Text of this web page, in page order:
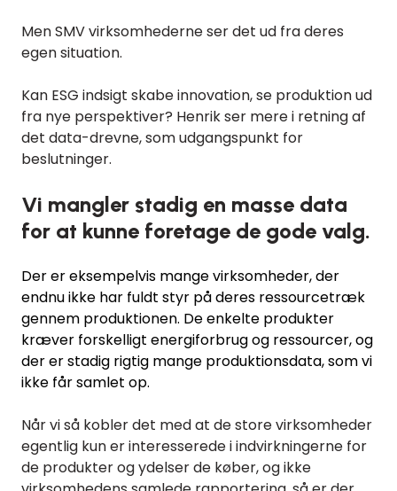
Men SMV virksomhederne ser det ud fra deres
egen situation.
Kan ESG indsigt skabe innovation, se produktion ud
fra nye perspektiver? Henrik ser mere i retning af
det data-drevne, som udgangspunkt for
beslutninger.
Vi mangler stadig en masse data
for at kunne foretage de gode valg.
Der er eksempelvis mange virksomheder, der
endnu ikke har fuldt styr på deres ressourcetræk
gennem produktionen. De enkelte produkter
kræver forskelligt energiforbrug og ressourcer, og
der er stadig rigtig mange produktionsdata, som vi
ikke får samlet op.
Når vi så kobler det med at de store virksomheder
egentlig kun er interesserede i indvirkningerne for
de produkter og ydelser de køber, og ikke